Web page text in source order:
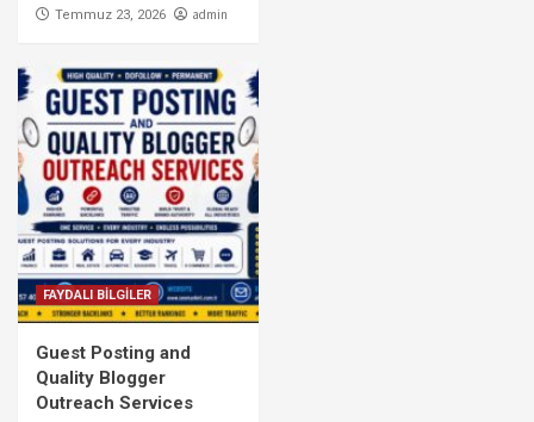
Temmuz 23, 2026 admin
FAYDALI BİLGİLER
Guest Posting and
Quality Blogger
Outreach Services